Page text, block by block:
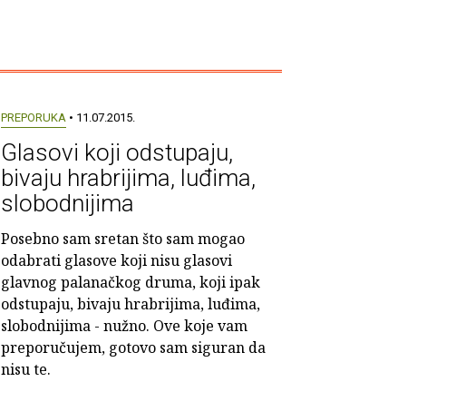
PREPORUKA• 11.07.2015.
Glasovi koji odstupaju,
bivaju hrabrijima, luđima,
slobodnijima
Posebno sam sretan što sam mogao
odabrati glasove koji nisu glasovi
glavnog palanačkog druma, koji ipak
odstupaju, bivaju hrabrijima, luđima,
slobodnijima - nužno. Ove koje vam
preporučujem, gotovo sam siguran da
nisu te.